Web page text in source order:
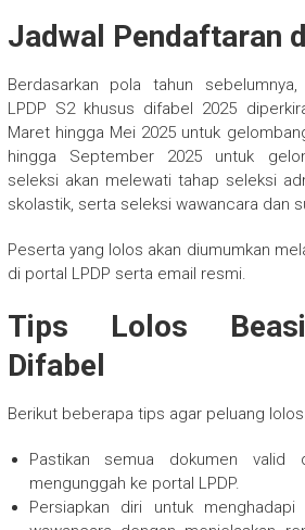
Jadwal Pendaftaran
Berdasarkan pola tahun
LPDP S2 khusus difabel 2025
Maret hingga Mei 2025 untuk
hingga September 2025 untuk
seleksi akan melewati tahap seleksi
skolastik, serta seleksi wawancara dan
Peserta yang lolos akan diumumkan
di portal LPDP serta email resmi.
Tips Lolos
Difabel
Berikut beberapa tips agar peluang
Pastikan semua dokumen valid
mengunggah ke portal LPDP.
Persiapkan diri untuk